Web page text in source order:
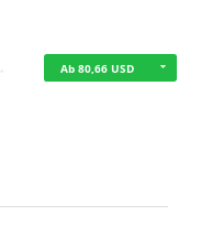
Ab 80,66 USD